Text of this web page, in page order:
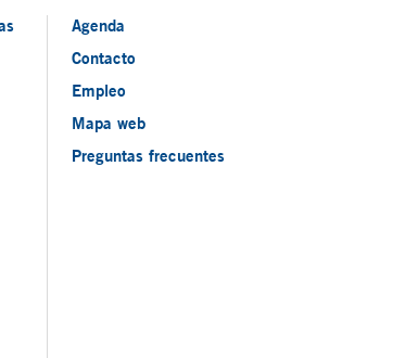
Agenda
Contacto
Empleo
Mapa web
Preguntas frecuentes